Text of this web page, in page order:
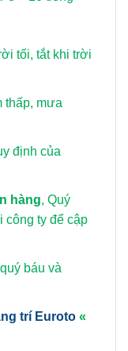
tối, tắt khi trời
thấp, mưa
định của
hàng, Quý
công ty để cập
báu và
trí Euroto «